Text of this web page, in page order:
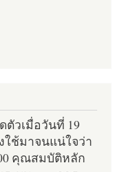
ตัวเมื่อวันที่ 19
ใช้มาจนแน่ใจว่า
คุณสมบัติหลัก